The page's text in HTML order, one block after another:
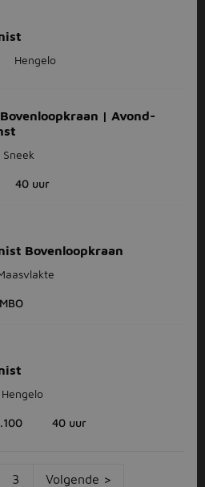
Hengelo
| Avond-
Sneek
40 uur
Bovenloopkraan
MBO
Hengelo
40 uur
3 Volgende >